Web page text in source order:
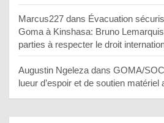
Marcus227 dans Évacuation
Goma à Kinshasa: Bruno
parties à respecter le droit
Augustin Ngeleza dans GOMA/
lueur d’espoir et de soutien matériel